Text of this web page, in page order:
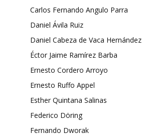
Carlos Fernando Angulo Parra
Daniel Ávila Ruiz
Daniel Cabeza de Vaca Hernández
Éctor Jaime Ramírez Barba
Ernesto Cordero Arroyo
Ernesto Ruffo Appel
Esther Quintana Salinas
Federico Döring
Fernando Dworak